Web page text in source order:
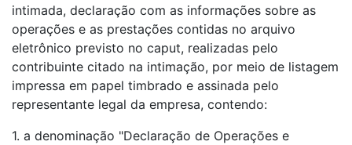
intimada, declaração com as informações sobre as
operações e as prestações contidas no arquivo
eletrônico previsto no caput, realizadas pelo
contribuinte citado na intimação, por meio de listagem
impressa em papel timbrado e assinada pelo
representante legal da empresa, contendo:
1. a denominação "Declaração de Operações e